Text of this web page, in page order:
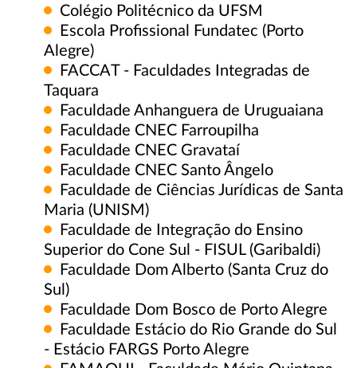
Colégio Politécnico da UFSM
Escola Profissional Fundatec (Porto
Alegre)
FACCAT - Faculdades Integradas de
Taquara
Faculdade Anhanguera de Uruguaiana
Faculdade CNEC Farroupilha
Faculdade CNEC Gravataí
Faculdade CNEC Santo Ângelo
Faculdade de Ciências Jurídicas de Santa
Maria (UNISM)
Faculdade de Integração do Ensino
Superior do Cone Sul - FISUL (Garibaldi)
Faculdade Dom Alberto (Santa Cruz do
Sul)
Faculdade Dom Bosco de Porto Alegre
Faculdade Estácio do Rio Grande do Sul
- Estácio FARGS Porto Alegre